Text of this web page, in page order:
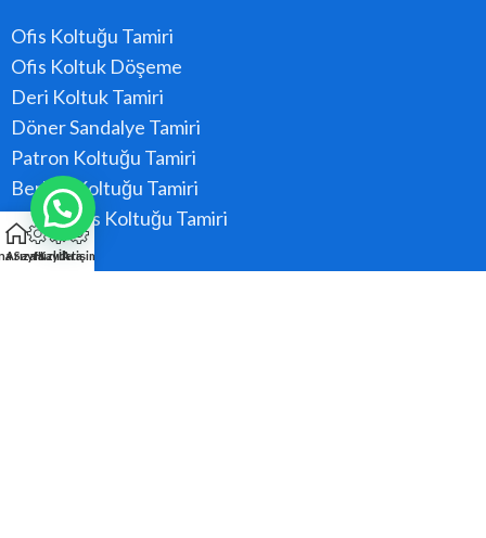
Ofis Koltuğu Tamiri
Ofis Koltuk Döşeme
Deri Koltuk Tamiri
Döner Sandalye Tamiri
Patron Koltuğu Tamiri
Berber Koltuğu Tamiri
Konferans Koltuğu Tamiri
Sayfa
Arıza Kaydı
Hızlı Ara
İletişim